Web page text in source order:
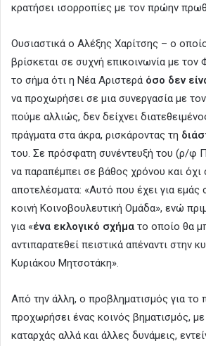
κρατήσει ισορροπίες με τον πρώην
Ουσιαστικά ο Αλέξης Χαρίτσης – ο
βρίσκεται σε συχνή επικοινωνία με
το σήμα ότι η Νέα Αριστερά όσο δεν
να προχωρήσει σε μια συνεργασία με
πούμε αλλιώς, δεν δείχνει
πράγματα στα άκρα, ρισκάροντας τη
του. Σε πρόσφατη συνέντευξή του (ρ/φ
να παραπέμπει σε βάθος χρόνου και όχι
αποτελέσματα: «Αυτό που έχει για εμάς
κοινή Κοινοβουλευτική Ομάδα», ενώ
για «ένα εκλογικό σχήμα το οποίο θα
αντιπαρατεθεί πειστικά απέναντι στην
Κυριάκου Μητσοτάκη».
Από την άλλη, ο προβληματισμός για το
προχωρήσει ένας κοινός βηματισμός,
καταρχάς αλλά και άλλες δυνάμεις,